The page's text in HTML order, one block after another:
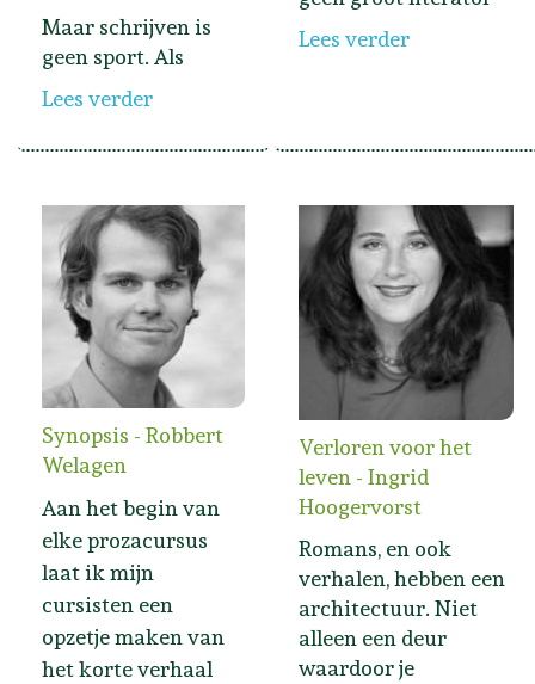
Maar schrijven is
geen sport. Als
Lees verder
Lees verder
Synopsis - Robbert
Welagen
Aan het begin van
elke prozacursus
laat ik mijn
cursisten een
opzetje maken van
het korte verhaal
Verloren voor het
leven - Ingrid
Hoogervorst
Romans, en ook
verhalen, hebben een
architectuur. Niet
alleen een deur
waardoor je